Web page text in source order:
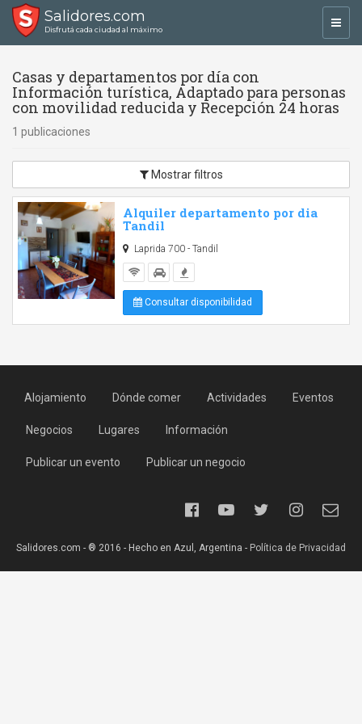
Salidores.com
Disfrutá cada ciudad al máximo
Casas y departamentos por día con
Información turística, Adaptado para personas
con movilidad reducida y Recepción 24 horas
1 publicaciones
Mostrar filtros
Alquiler departamento por dia
Tandil
Laprida 700 - Tandil
Consultar disponibilidad
Alojamiento Dónde comer Actividades Eventos
Negocios Lugares Información
Publicar un evento Publicar un negocio
Salidores.com - ® 2016 - Hecho en Azul, Argentina - Política de Privacidad